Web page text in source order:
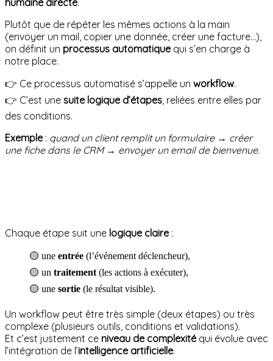
Plutôt que de répéter les mêmes actions à la main
(envoyer un mail, copier une donnée, créer une facture…),
on définit un processus automatiquequi s’en charge à
notre place.
👉 Ce processus automatisé s’appelle un workflow.
👉 C’est une suite logique d’étapes , reliées entre elles par
des conditions.
Exemple: quand un client remplit un formulaire → créer
une fiche dans le CRM → envoyer un email de bienvenue.
Chaque étape suit une logique claire:
🟡 une entrée (l’événement déclencheur),
🟡 un traitement (les actions à exécuter),
🟡 une sortie (le résultat visible).
Un workflow peut être très simple (deux étapes) ou très
complexe (plusieurs outils, conditions et validations).
Et c’est justement ce niveau de complexitéqui évolue avec
l’intégration de l’intelligence artificielle.